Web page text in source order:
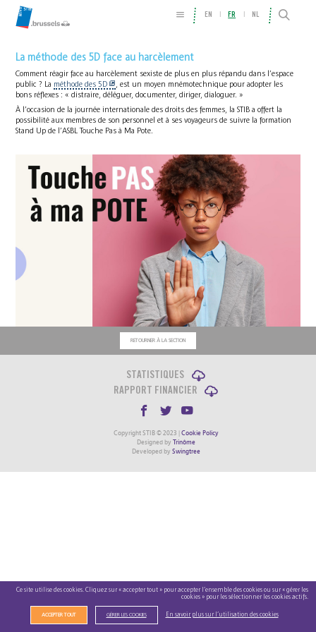
EN FR NL
La méthode des 5D face au harcèlement
Comment réagir face au harcèlement sexiste de plus en plus répandu dans l’espace
public ? La méthode des 5D
, est un moyen mnémotechnique pour adopter les
bons réflexes : « distraire, déléguer, documenter, diriger, dialoguer. »
À l’occasion de la journée internationale des droits des femmes, la STIB a offert la
possibilité aux membres de son personnel et à ses voyageurs de suivre la formation
Stand Up de l’ASBL Touche Pas à Ma Pote.
RETOURNER À LA SECTION
STATISTIQUES
RAPPORT FINANCIER
Copyright STIB © 2023 | Cookie Policy
Designed by Trinôme
Developed by Swingtree
Ce site utilise des cookies. Cliquez sur « accepter tout » pour accepter l’ensemble des cookies ou sur « gérer les
cookies » pour les sélectionner les cookies actifs.
ACCEPTER TOUT GÉRER LES COOKIES En savoir plus sur l’utilisation des cookies